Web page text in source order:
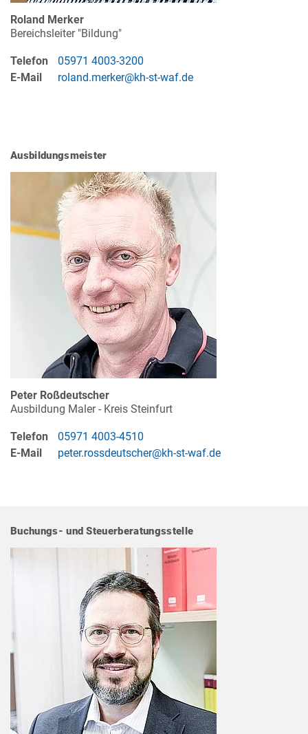
Roland Merker
Bereichsleiter "Bildung"
Telefon
05971 4003-3200
E-Mail
roland.merker@kh-st-waf.de
Ausbildungsmeister
Peter Roßdeutscher
Ausbildung Maler - Kreis Steinfurt
Telefon
05971 4003-4510
E-Mail
peter.rossdeutscher@kh-st-waf.de
Buchungs- und Steuerberatungsstelle